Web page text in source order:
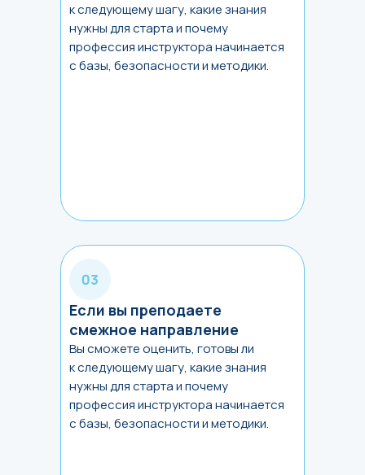
Если вы преподаете
смежное направление
Вы сможете оценить, готовы ли
к следующему шагу, какие знания
нужны для старта и почему
профессия инструктора начинается
с базы, безопасности и методики.
к следующему шагу, какие знания
нужны для старта и почему
профессия инструктора начинается
с базы, безопасности и методики.